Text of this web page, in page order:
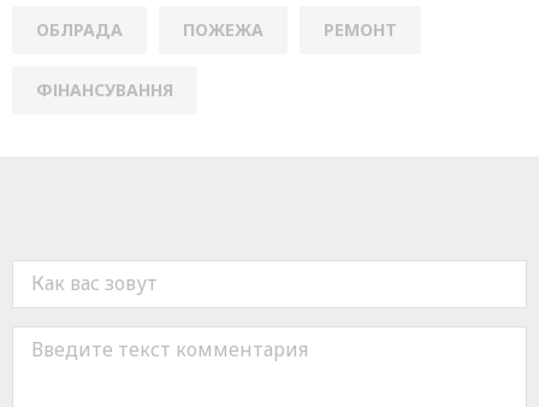
ОБЛРАДА ПОЖЕЖА РЕМОНТ
ФІНАНСУВАННЯ